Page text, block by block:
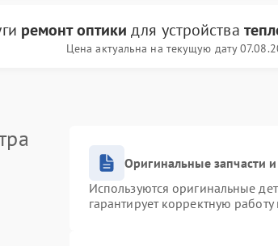
ремонт оптики для устройства
Цена актуальна на текущую дату
Оригинальные запчасти
Используются оригинальные
гарантирует корректную